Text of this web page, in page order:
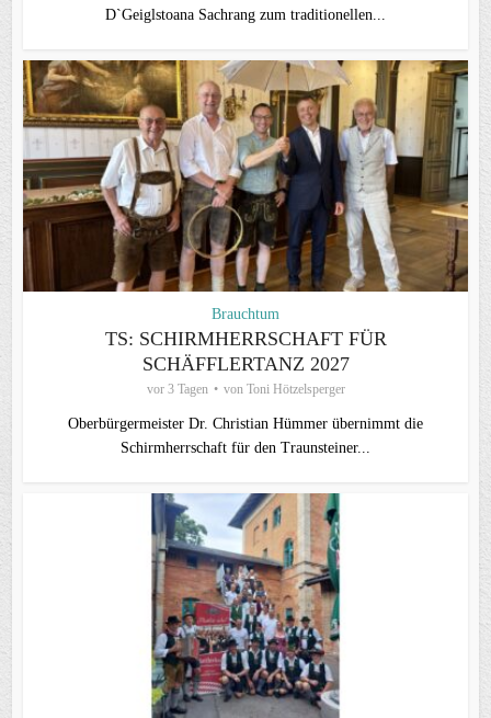
D`Geiglstoana Sachrang zum traditionellen...
Brauchtum
TS: SCHIRMHERRSCHAFT FÜR
SCHÄFFLERTANZ 2027
vor 3 Tagen von Toni Hötzelsperger
Oberbürgermeister Dr. Christian Hümmer übernimmt die
Schirmherrschaft für den Traunsteiner...